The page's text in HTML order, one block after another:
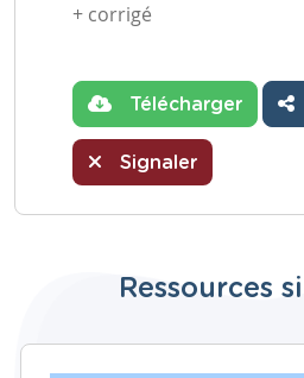
+ corrigé
Télécharger
Signaler
Ressources